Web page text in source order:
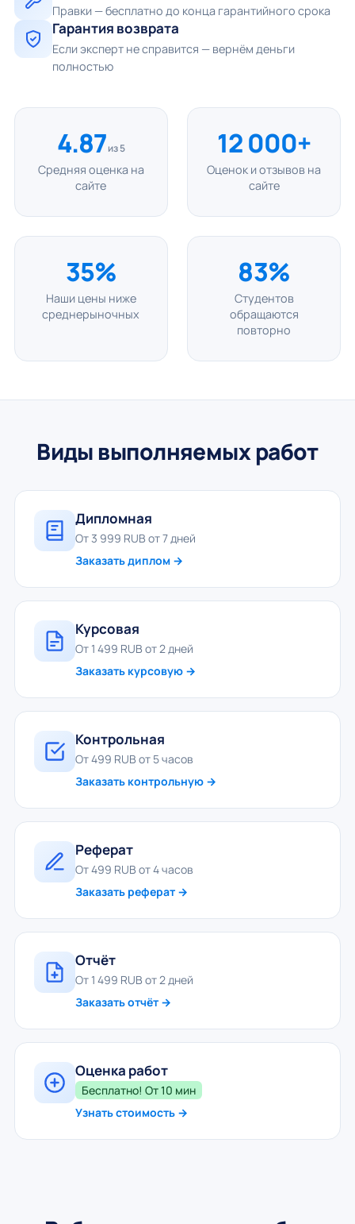
Правки — бесплатно до конца гарантийного срока
Гарантия возврата
Если эксперт не справится — вернём деньги
полностью
4.87из 5
Средняя оценка на
сайте
12 000+
Оценок и отзывов на
сайте
35%
Наши цены ниже
среднерыночных
83%
Студентов
обращаются
повторно
Виды выполняемых работ
Дипломная
От 3 999 RUB от 7 дней
Заказать диплом →
Курсовая
От 1 499 RUB от 2 дней
Заказать курсовую →
Контрольная
От 499 RUB от 5 часов
Заказать контрольную →
Реферат
От 499 RUB от 4 часов
Заказать реферат →
Отчёт
От 1 499 RUB от 2 дней
Заказать отчёт →
Оценка работ
Бесплатно! От 10 мин
Узнать стоимость →